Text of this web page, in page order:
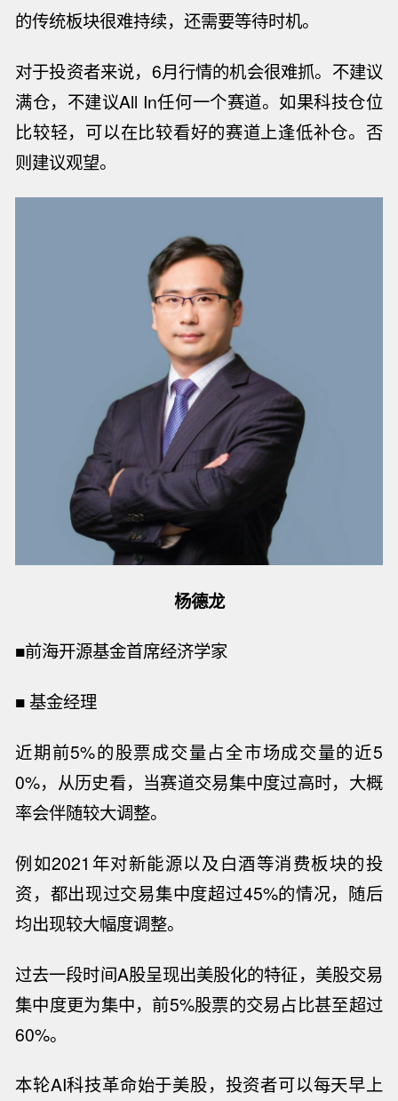
的传统板块很难持续，还需要等待时机。
对于投资者来说， 6月行情的机会很难抓。不建议
满仓，不建议All In任何一个赛道。如果科技仓位
比较轻，可以在比较看好的赛道上逢低补仓。否
则建议观望。
杨德龙
■前海开源基金首席经济学家
■基金经理
近期前5%的股票成交量占全市场成交量的近5
0%， 从历史看，当赛道交易集中度过高时，大概
率会伴随较大调整。
例如2021年对新能源以及白酒等消费板块的投
资，都出现过交易集中度超过45%的情况，随后
均出现较大幅度调整。
过去一段时间A股呈现出美股化的特征， 美股交易
集中度更为集中，前5%股票的交易占比甚至超过
60%。
本轮AI科技革命始于美股， 投资者可以每天早上